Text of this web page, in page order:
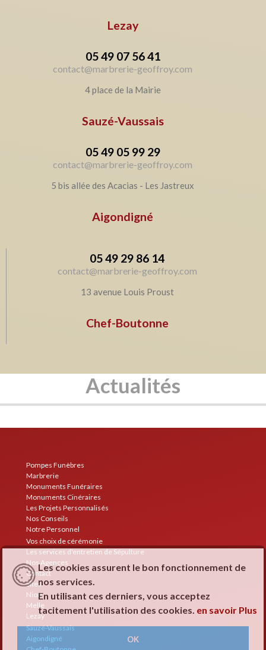
Les cookies assurent le bon fonctionnement de
nos services.
En utilisant ces derniers, vous acceptez
tacitement l'utilisation des cookies. en savoir Plus
OK
Lezay
05 49 07 56 41
contact@marbrerie-geoffroy.com
4 place de la Mairie
Sauzé-Vaussais
05 49 05 99 29
contact@marbrerie-geoffroy.com
5 bis allée des Acacias - Les Jastreux
Aigondigné
05 49 29 86 14
contact@marbrerie-geoffroy.com
13 avenue Louis Proust
Chef-Boutonne
Actualités
Pompes Funèbres
Marbrerie
Monuments Funéraires
Monuments Cinéraires
Les Projets Personnalisés
Nos Conseils
Notre Personnel
Vos choix de cérémonie
Les services d'entretien de Sépulture
Nos Agences
Contact
Sites
Niort
Melle
Lezay
Sauzé-Vaussais
Aigondigné